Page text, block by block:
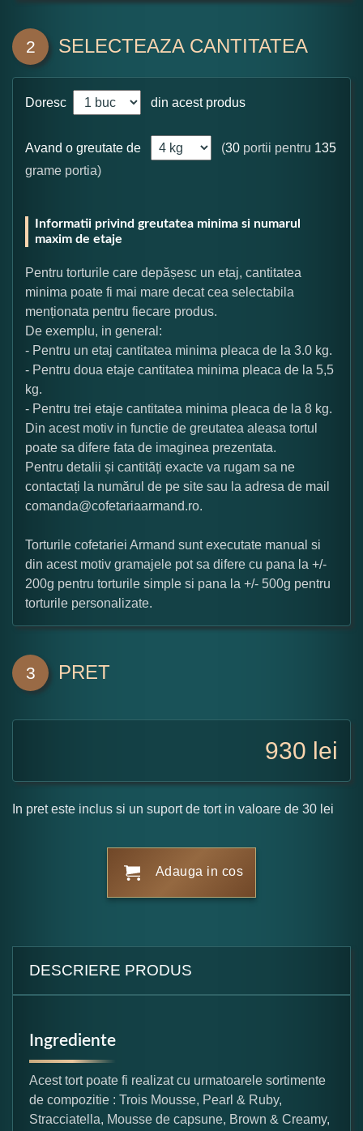
2 SELECTEAZA CANTITATEA
Doresc din acest produs
Avand o greutate de (30 portii pentru 135
grame portia)
Informatii privind greutatea minima si numarul
maxim de etaje
Pentru torturile care depășesc un etaj, cantitatea
minima poate fi mai mare decat cea selectabila
menționata pentru fiecare produs.
De exemplu, in general:
- Pentru un etaj cantitatea minima pleaca de la 3.0 kg.
- Pentru doua etaje cantitatea minima pleaca de la 5,5
kg.
- Pentru trei etaje cantitatea minima pleaca de la 8 kg.
Din acest motiv in functie de greutatea aleasa tortul
poate sa difere fata de imaginea prezentata.
Pentru detalii și cantități exacte va rugam sa ne
contactați la numărul de pe site sau la adresa de mail
comanda@cofetariaarmand.ro.
Torturile cofetariei Armand sunt executate manual si
din acest motiv gramajele pot sa difere cu pana la +/-
200g pentru torturile simple si pana la +/- 500g pentru
torturile personalizate.
3 PRET
930 lei
In pret este inclus si un suport de tort in valoare de 30 lei
Adauga in cos
DESCRIERE PRODUS
Ingrediente
Acest tort poate fi realizat cu urmatoarele sortimente
de compozitie : Trois Mousse, Pearl & Ruby,
Stracciatella, Mousse de capsune, Brown & Creamy,